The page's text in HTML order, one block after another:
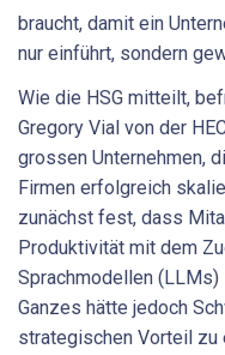
braucht, damit ein
nur einführt, sondern
Wie die HSG mitteilt,
Gregory Vial von der
grossen Unternehmen,
Firmen erfolgreich
zunächst fest, dass
Produktivität mit dem
Sprachmodellen
Ganzes hätte jedoch
strategischen Vorteil zu